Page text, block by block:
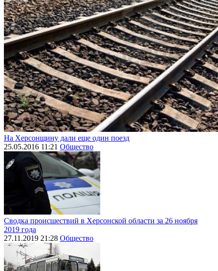
На Херсонщину дали еще один поезд
25.05.2016 11:21 Общество
Сводка происшествий в Херсонской области за 26 ноября
2019 года
27.11.2019 21:28 Общество